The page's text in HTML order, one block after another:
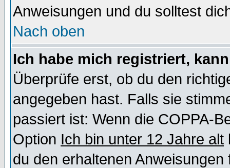
Anweisungen und du solltest
Nach oben
Ich habe mich registriert,
Überprüfe erst, ob du den
angegeben hast. Falls sie
passiert ist: Wenn die COPPA-
Option Ich bin unter 12 Jahre alt
du den erhaltenen